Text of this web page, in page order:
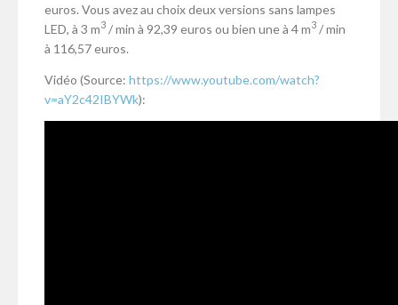
euros. Vous avez au choix deux versions sans lampes
LED, à 3 m3 / min à 92,39 euros ou bien une à 4 m3 / min
à 116,57 euros.
Vidéo (Source: https://www.youtube.com/watch?
v=aY2c42IBYWk):